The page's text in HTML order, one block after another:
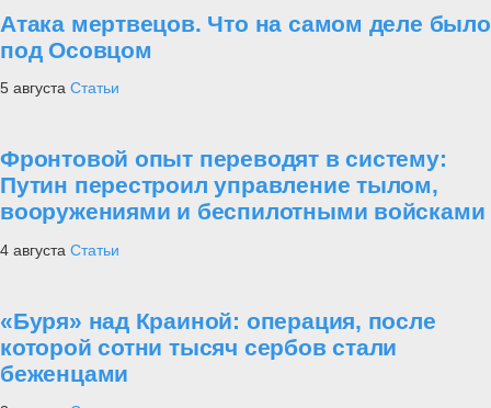
Атака мертвецов. Что на самом деле было
под Осовцом
5 августа Статьи
Фронтовой опыт переводят в систему:
Путин перестроил управление тылом,
вооружениями и беспилотными войсками
4 августа Статьи
«Буря» над Краиной: операция, после
которой сотни тысяч сербов стали
беженцами